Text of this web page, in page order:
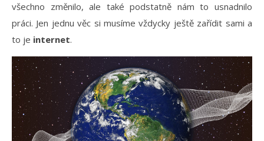
všechno změnilo, ale také podstatně nám to usnadnilo
práci. Jen jednu věc si musíme vždycky ještě zařídit sami a
to je internet.